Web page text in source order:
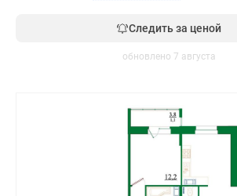
Следить за ценой
обновлено 7 августа